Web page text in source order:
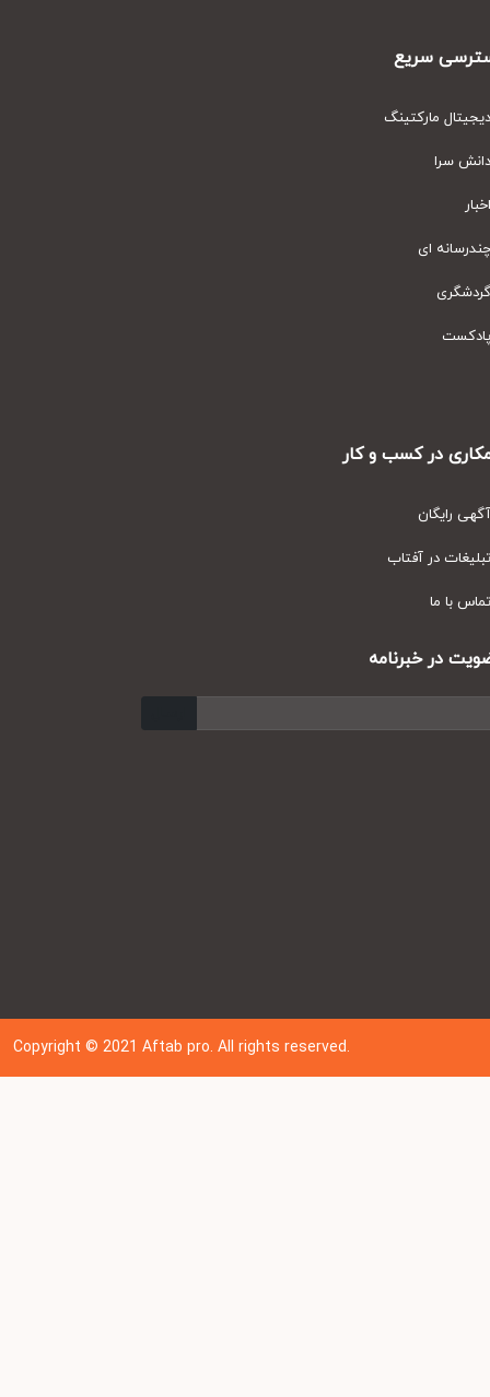
سریع
مارکتینگ
سرا
ای
در کسب و کار
رایگان
در آفتاب
با ما
در خبرنامه
Copyright © 202 1Aftab pro. All rights reserved.